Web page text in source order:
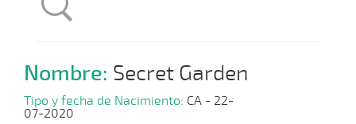
Nombre: Secret Garden
Tipo y fecha de Nacimiento: CA - 22-
07-2020